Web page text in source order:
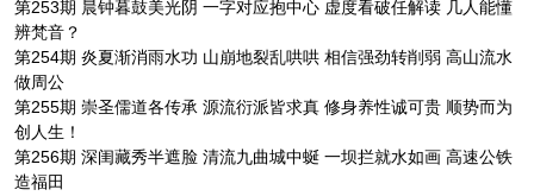
第253期 晨钟暮鼓美光阴 一字对应抱中心 虚度看破任解读 几人能懂
辨梵音？
第254期 炎夏渐消雨水功 山崩地裂乱哄哄 相信强劲转削弱 高山流水
做周公
第255期 崇圣儒道各传承 源流衍派皆求真 修身养性诚可贵 顺势而为
创人生！
第256期 深闺藏秀半遮脸 清流九曲城中蜒 一坝拦就水如画 高速公铁
造福田